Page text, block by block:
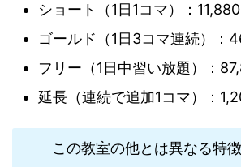
ショート（1日1コマ）：
ゴールド（1日3コマ連続）：
フリー（1日中習い放題）：
延長（連続で追加1コマ）：
この教室の他とは異なる特徴